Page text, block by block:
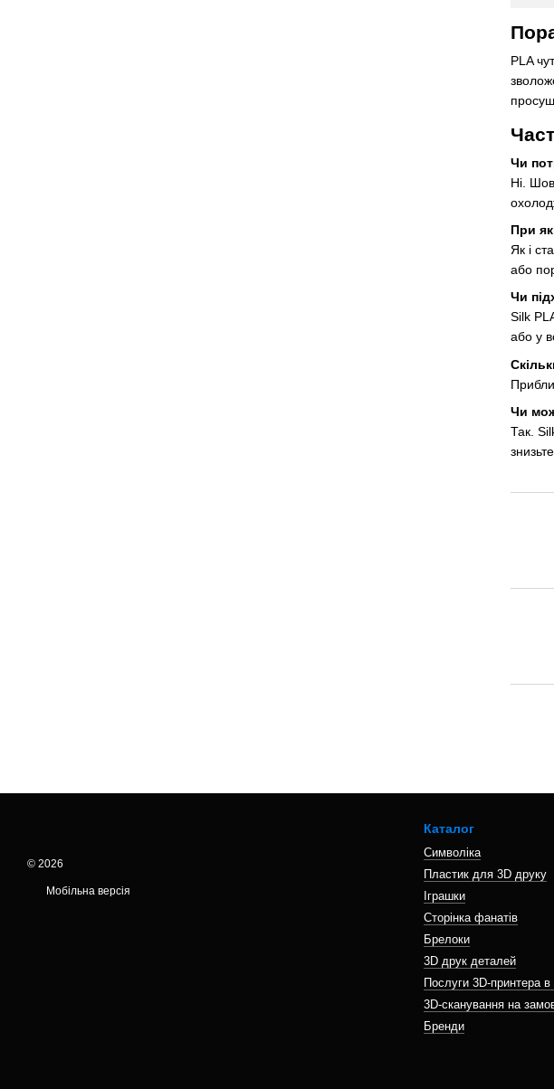
PLA
Чи
Ні.
При
Як і
або
Чи
Silk
або у
Чи
Так.
© 2026
Мобільна версія
Каталог
Символіка
Пластик для 3D друку
Іграшки
Сторінка фанатів
Брелоки
3D друк деталей
Послуги 3D-принтера в
3D-сканування на
Бренди